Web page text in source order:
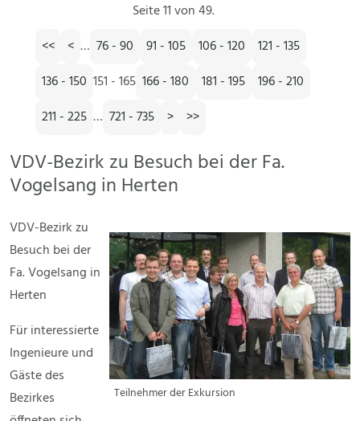
Seite 11 von 49.
<<
< … 76 - 90 91 - 105 106 - 120
121 - 135
136 - 150 151 - 165 166 - 180 181 - 195
196 - 210
211 - 225 … 721 - 735 > >>
VDV-Bezirk zu Besuch bei der Fa.
Vogelsang in Herten
Teilnehmer der Exkursion
VDV-Bezirk zu
Besuch bei der
Fa. Vogelsang in
Herten
Für interessierte
Ingenieure und
Gäste des
Bezirkes